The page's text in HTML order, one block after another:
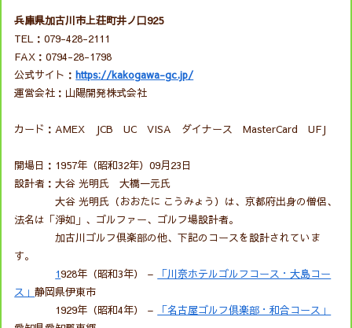
兵庫県加古川市上荘町井ノ口925
TEL：079-428-2111
FAX：0794-28-1798
公式サイト：https://kakogawa-gc.jp/
運営会社：山陽開発株式会社
カード：AMEX JCB UC VISA ダイナース MasterCard UFJ
開場日：1957年（昭和32年）09月23日
設計者：大谷 光明氏 大橋一元氏
大谷 光明氏（おおたに こうみょう）は、京都府出身の僧侶、
法名は「淨如」、ゴルファー、ゴルフ場設計者。
加古川ゴルフ倶楽部の他、下記のコースを設計されていま
す。
1928年（昭和3年） –
「川奈ホテルゴルフコース・大島コー
ス」静岡県伊東市
1929年（昭和4年） –
「名古屋ゴルフ倶楽部・和合コース」